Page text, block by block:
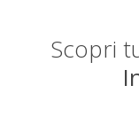
Scopri